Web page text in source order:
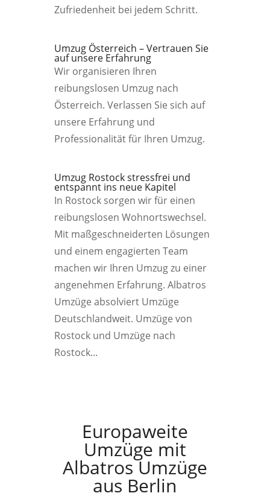
Zufriedenheit bei jedem Schritt.
Umzug Österreich – Vertrauen Sie
auf unsere Erfahrung
Wir organisieren Ihren
reibungslosen Umzug nach
Österreich. Verlassen Sie sich auf
unsere Erfahrung und
Professionalität für Ihren Umzug.
Umzug Rostock stressfrei und
entspannt ins neue Kapitel
In Rostock sorgen wir für einen
reibungslosen Wohnortswechsel.
Mit maßgeschneiderten Lösungen
und einem engagierten Team
machen wir Ihren Umzug zu einer
angenehmen Erfahrung. Albatros
Umzüge absolviert Umzüge
Deutschlandweit. Umzüge von
Rostock und Umzüge nach
Rostock...
Europaweite
Umzüge mit
Albatros Umzüge
aus Berlin